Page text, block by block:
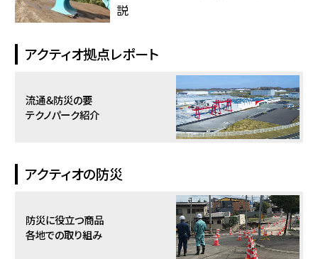
説
アクティオ拠点レポート
流通＆防災の要
テクノパーク紹介
アクティオの防災
防災に役立つ商品
各地での取り組み